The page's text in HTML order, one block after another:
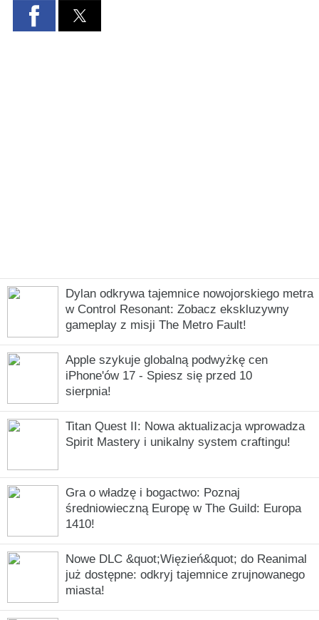
Dylan odkrywa tajemnice nowojorskiego metra
w Control Resonant: Zobacz ekskluzywny
gameplay z misji The Metro Fault!
Apple szykuje globalną podwyżkę cen
iPhone'ów 17 - Spiesz się przed 10
sierpnia!
Titan Quest II: Nowa aktualizacja wprowadza
Spirit Mastery i unikalny system craftingu!
Gra o władzę i bogactwo: Poznaj
średniowieczną Europę w The Guild: Europa
1410!
Nowe DLC &quot;Więzień&quot; do Reanimal
już dostępne: odkryj tajemnice zrujnowanego
miasta!